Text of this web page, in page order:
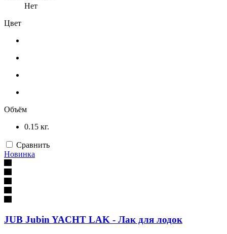
Нет
Цвет
Объём
0.15 кг.
Сравнить
Новинка
JUB Jubin YACHT LAK - Лак для лодок